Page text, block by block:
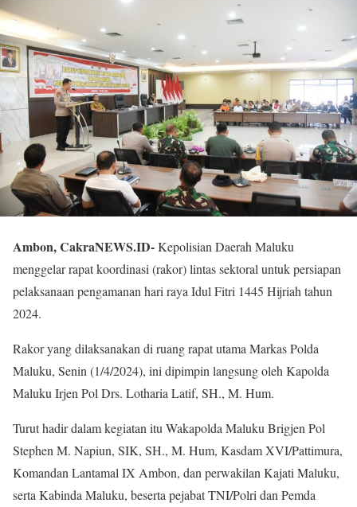
Ambon, CakraNEWS.ID-Kepolisian Daerah Maluku
menggelar rapat koordinasi (rakor) lintas sektoral untuk persiapan
pelaksanaan pengamanan hari raya Idul Fitri 1445 Hijriah tahun
2024.
Rakor yang dilaksanakan di ruang rapat utama Markas Polda
Maluku, Senin (1/4/2024), ini dipimpin langsung oleh Kapolda
Maluku Irjen Pol Drs. Lotharia Latif, SH., M. Hum.
Turut hadir dalam kegiatan itu Wakapolda Maluku Brigjen Pol
Stephen M. Napiun, SIK, SH., M. Hum, Kasdam XVI/Pattimura,
Komandan Lantamal IX Ambon, dan perwakilan Kajati Maluku,
serta Kabinda Maluku, beserta pejabat TNI/Polri dan Pemda